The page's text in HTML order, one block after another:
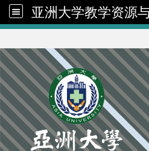
亚洲大学教学资源